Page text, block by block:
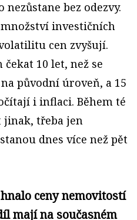
bez odezvy.
množství investičních
cen zvyšují.
10 let, než se
původní úroveň, a 15
i inflaci. Během té
jinak, třeba jen
dnes více než pět
ceny nemovitostí
mají na současném